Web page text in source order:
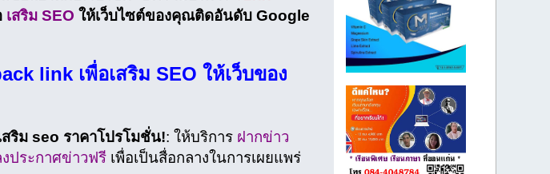
เสริม SEO ให้เว็บไซต์ของคุณติดอันดับ Google
link เพื่อเสริม SEO ให้เว็บของ
ริม seo ราคาโปรโมชั่น!: ให้บริการ ฝากข่าว
ประกาศข่าวฟรีเพื่อเป็นสื่อกลางในการเผยแพร่